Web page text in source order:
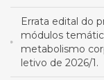
Errata edital do
módulos
metabolismo
letivo de 2026/1.